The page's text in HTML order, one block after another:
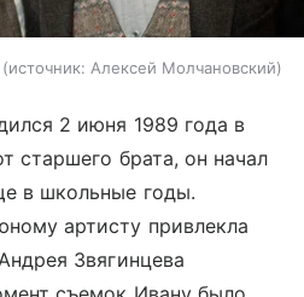
источник: Алексей Молчановский
2 июня 1989 года в
старшего брата, он начал
в школьные годы.
артисту привлекла
Звягинцева